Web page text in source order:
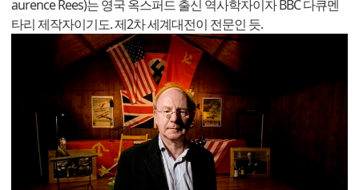
aurence Rees)는 영국 옥스퍼드 출신 역사학자이자 BBC 다큐멘
타리 제작자이기도. 제2차 세계대전이 전문인 듯.